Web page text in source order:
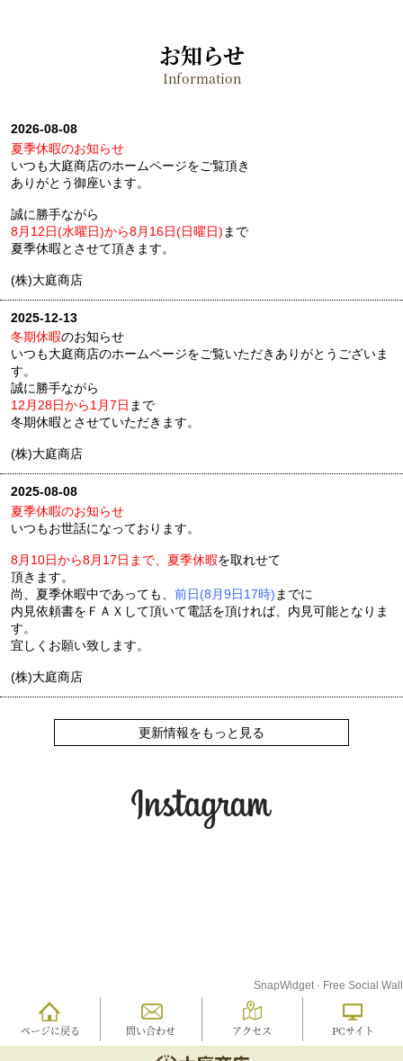
お知らせ
Information
2026-08-08
夏季休暇のお知らせ
いつも大庭商店のホームページをご覧頂き
ありがとう御座います。
誠に勝手ながら
8月12日(水曜日)から8月16日(日曜日) まで
夏季休暇とさせて頂きます。
(株)大庭商店
2025-12-13
冬期休暇のお知らせ
いつも大庭商店のホームページをご覧いただきありがとうございま
す。
誠に勝手ながら
12月28日から1月7日 まで
冬期休暇とさせていただきます。
(株)大庭商店
2025-08-08
夏季休暇のお知らせ
いつもお世話になっております。
8月10日から8月17日まで、夏季休暇を取れせて
頂きます。
尚、夏季休暇中であっても、 前日(8月9日17時)までに
内見依頼書をＦＡＸして頂いて電話を頂ければ、内見可能となりま
す。
宜しくお願い致します。
(株)大庭商店
更新情報をもっと見る
SnapWidget · Free Social Wall
ページに戻る 問い合わせ アクセス PCサイト